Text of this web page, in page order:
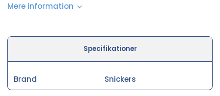
Mere information
Specifikationer
Brand Snickers